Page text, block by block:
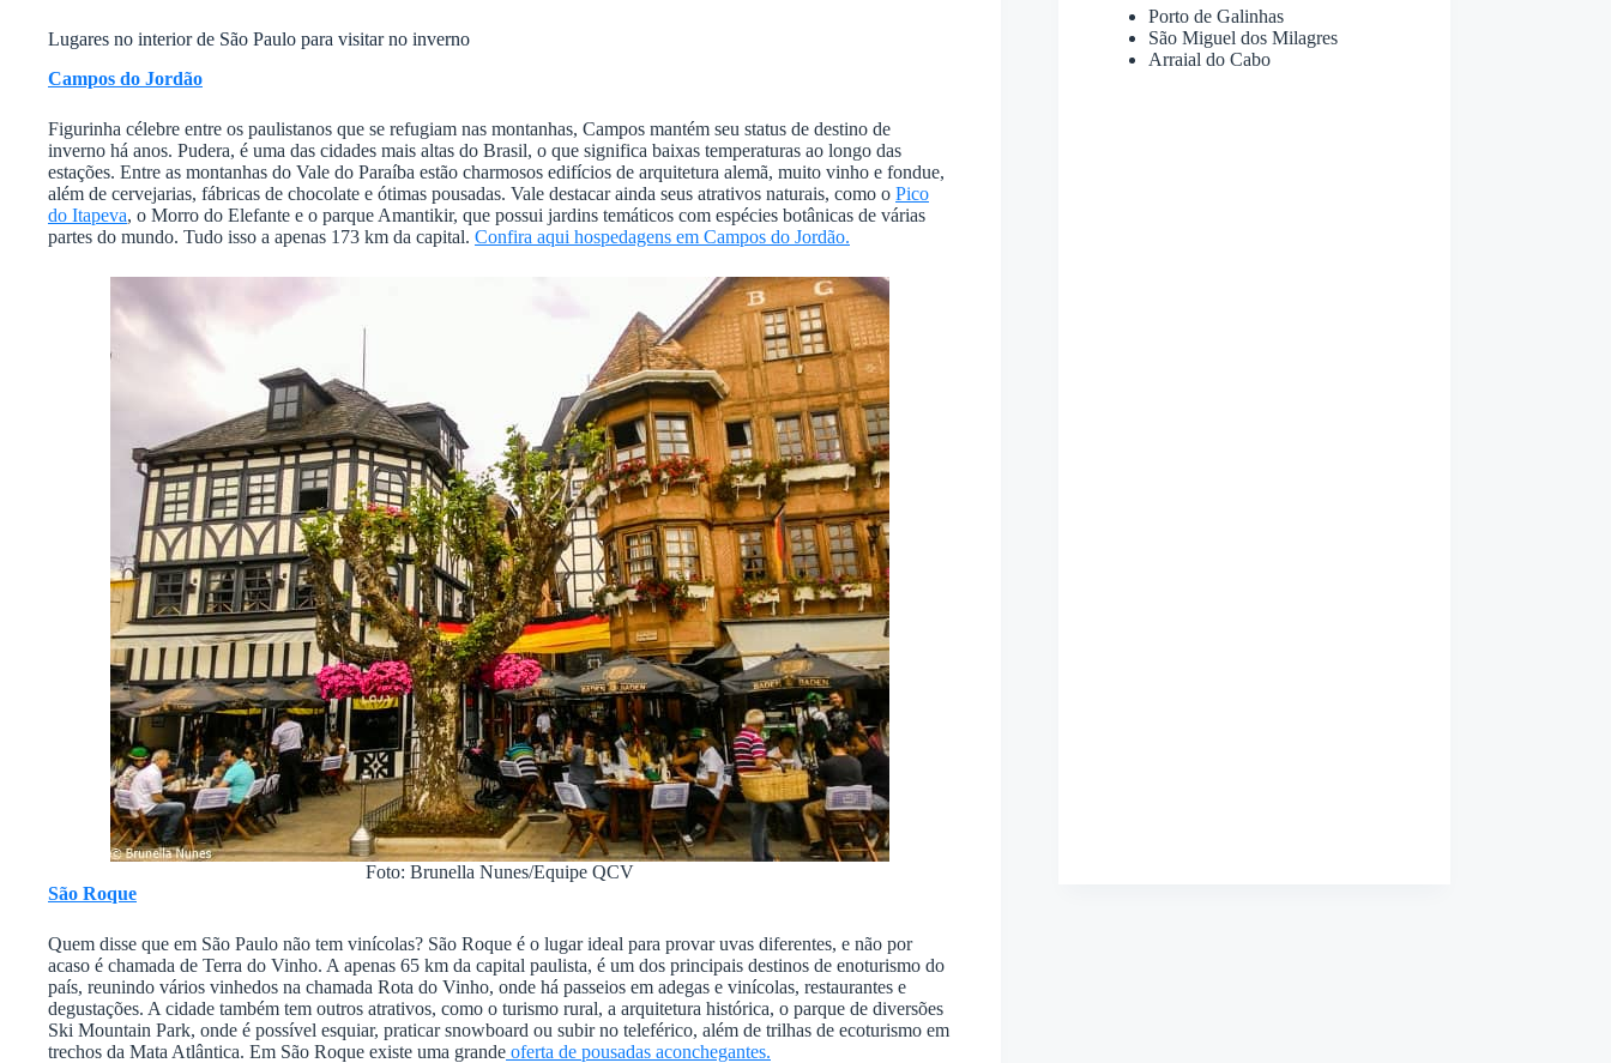
Lugares no interior de São Paulo para visitar no inverno
Campos do Jordão
Figurinha célebre entre os paulistanos que se refugiam nas montanhas, Campos mantém seu status de destino de
inverno há anos. Pudera, é uma das cidades mais altas do Brasil, o que significa baixas temperaturas ao longo das
estações. Entre as montanhas do Vale do Paraíba estão charmosos edifícios de arquitetura alemã, muito vinho e fondue,
além de cervejarias, fábricas de chocolate e ótimas pousadas. Vale destacar ainda seus atrativos naturais, como o Pico
do Itapeva, o Morro do Elefante e o parque Amantikir, que possui jardins temáticos com espécies botânicas de várias
partes do mundo. Tudo isso a apenas 173 km da capital. Confira aqui hospedagens em Campos do Jordão.
Foto: Brunella Nunes/Equipe QCV
São Roque
Quem disse que em São Paulo não tem vinícolas? São Roque é o lugar ideal para provar uvas diferentes, e não por
acaso é chamada de Terra do Vinho. A apenas 65 km da capital paulista, é um dos principais destinos de enoturismo do
país, reunindo vários vinhedos na chamada Rota do Vinho, onde há passeios em adegas e vinícolas, restaurantes e
degustações. A cidade também tem outros atrativos, como o turismo rural, a arquitetura histórica, o parque de diversões
Ski Mountain Park, onde é possível esquiar, praticar snowboard ou subir no teleférico, além de trilhas de ecoturismo em
trechos da Mata Atlântica. Em São Roque existe uma grande oferta de pousadas aconchegantes.
Porto de Galinhas
São Miguel dos Milagres
Arraial do Cabo